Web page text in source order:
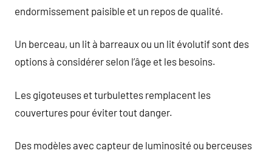
endormissement paisible et un repos de qualité.
Un berceau, un lit à barreaux ou un lit évolutif sont des
options à considérer selon l’âge et les besoins.
Les gigoteuses et turbulettes remplacent les
couvertures pour éviter tout danger.
Des modèles avec capteur de luminosité ou berceuses